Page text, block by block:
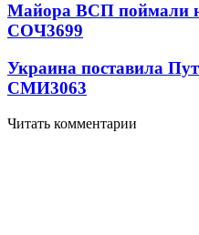
Майора ВСП поймали
СОЧ3699
Украина поставила
СМИ3063
Читать комментарии